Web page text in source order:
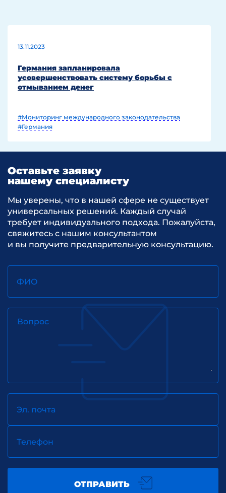
13.11.2023
Германия запланировала
усовершенствовать систему борьбы с
отмыванием денег
#Мониторинг международного законодательства
#Германия
Оставьте заявку
нашему специалисту
Мы уверены, что в нашей сфере не существует
универсальных решений. Каждый случай
требует индивидуального подхода. Пожалуйста,
свяжитесь с нашим консультантом
и вы получите предварительную консультацию.
ФИО
Вопрос
Эл. почта
Телефон
ОТПРАВИТЬ